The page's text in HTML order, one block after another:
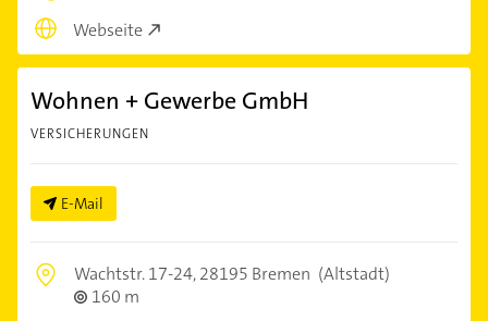
Webseite
Wohnen + Gewerbe GmbH
VERSICHERUNGEN
E-Mail
Wachtstr. 17-24,28195 Bremen (Altstadt)
160 m